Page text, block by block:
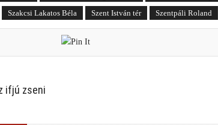
Szakcsi Lakatos Béla Szent István tér Szentpáli Roland
ifjú zseni